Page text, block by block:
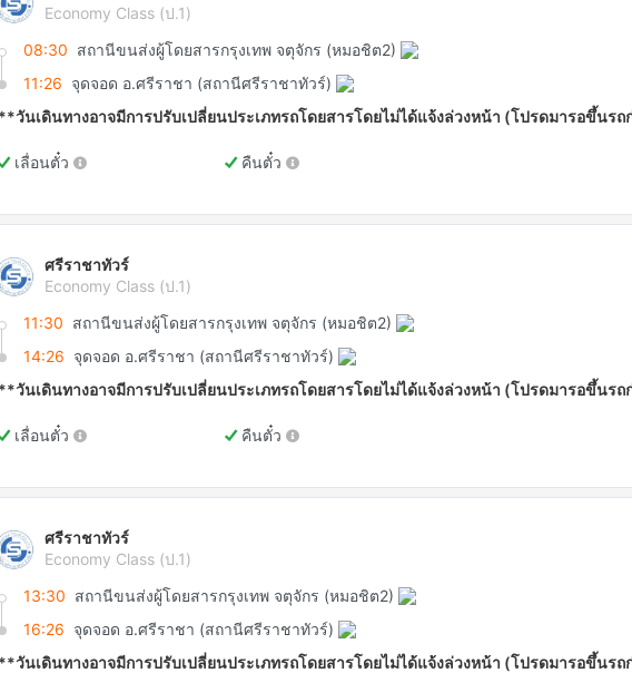
Economy Class (ป.1)
08:30 สถานีขนส่งผู้โดยสารกรุงเทพ จตุจักร (หมอชิต2)
11:26 จุดจอด อ.ศรีราชา (สถานีศรีราชาทัวร์)
วันเดินทางอาจมีการปรับเปลี่ยนประเภทรถโดยสารโดยไม่ได้แจ้งล่วงหน้า (โปรดมารอขึ้นรถ
เลื่อนตั๋ว คืนตั๋ว
ศรีราชาทัวร์
Economy Class (ป.1)
11:30 สถานีขนส่งผู้โดยสารกรุงเทพ จตุจักร (หมอชิต2)
14:26 จุดจอด อ.ศรีราชา (สถานีศรีราชาทัวร์)
วันเดินทางอาจมีการปรับเปลี่ยนประเภทรถโดยสารโดยไม่ได้แจ้งล่วงหน้า (โปรดมารอขึ้นรถ
เลื่อนตั๋ว คืนตั๋ว
ศรีราชาทัวร์
Economy Class (ป.1)
13:30 สถานีขนส่งผู้โดยสารกรุงเทพ จตุจักร (หมอชิต2)
16:26 จุดจอด อ.ศรีราชา (สถานีศรีราชาทัวร์)
วันเดินทางอาจมีการปรับเปลี่ยนประเภทรถโดยสารโดยไม่ได้แจ้งล่วงหน้า (โปรดมารอขึ้นรถ